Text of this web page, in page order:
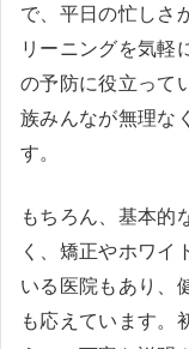
で、平日の忙しさ
リーニングを気軽
の予防に役立って
族みんなが無理な
す。
もちろん、基本的
く、矯正やホワイ
いる医院もあり、
も応えています。